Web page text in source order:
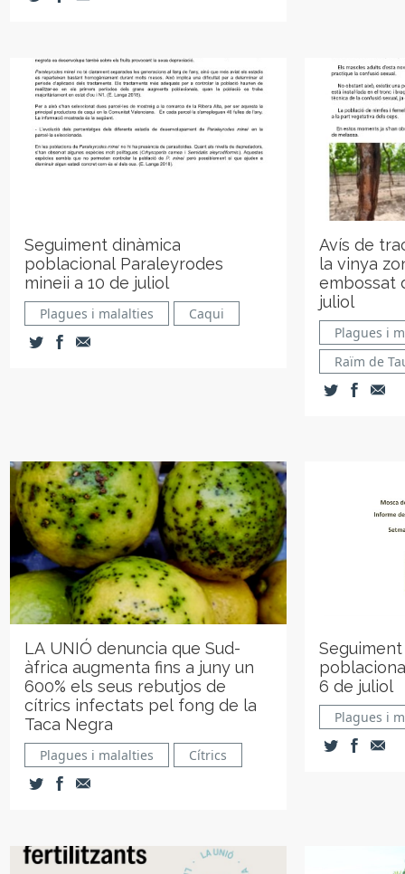
Seguiment dinàmica
poblacional Paraleyrodes
mineii a 10 de juliol
Plagues i malalties Caqui
Avís de
la vinya
embossat
juliol
Plagues i
Raïm de
LA UNIÓ denuncia que Sud-
àfrica augmenta fins a juny un
600% els seus rebutjos de
cítrics infectats pel fong de la
Taca Negra
Plagues i malalties Cítrics
6 de juliol
Plagues i